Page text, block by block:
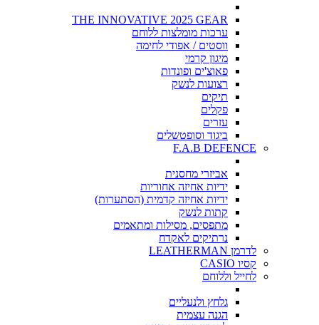
THE INNOVATIVE 2025 GEAR
ערכות מומלצות ללוחם
ווסטים / אפודי לחימה
מיגון קרמי
פאוצ'ים ופונדות
רצועות לנשק
תיקים
פקלים
עזרים
ביגוד וסופטשלים
F.A.B DEFENCE
אביזרי מחסנית
ידיות אחיזה אחוריות
ידיות אחיזה קדמית (הסתערות)
קתות לנשק
מתפסים, מסילות ומתאמים
נרתיקים לאקדח
לדרמן LEATHERMAN
קסיו CASIO
לחייל וללוחם
גלחץ ולנעליים
הגנה עצמית